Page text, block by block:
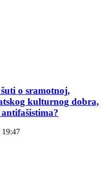
o sramotnoj,
kulturnog dobra,